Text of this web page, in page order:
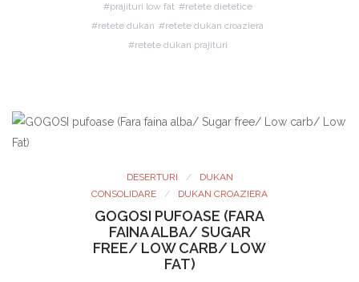
prajituri low fat
retete dietetice
retete dukan
retete dukan croaziera
retete dukan prajituri
DESERTURI
DUKAN
CONSOLIDARE
DUKAN CROAZIERA
GOGOSI PUFOASE (FARA
FAINA ALBA/ SUGAR
FREE/ LOW CARB/ LOW
FAT)